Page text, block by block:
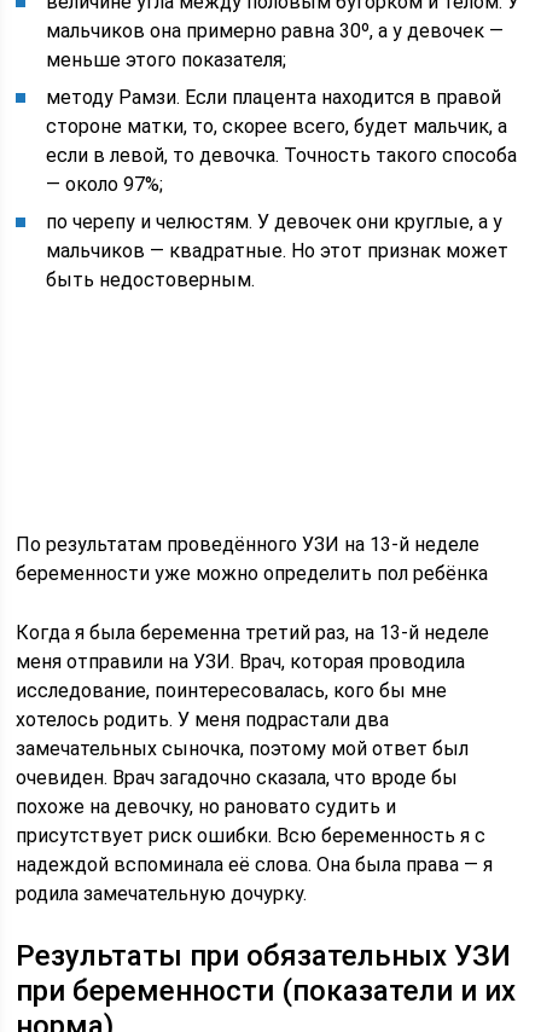
мальчиков она примерно равна 30º, а у девочек —
меньше этого показателя;
методу Рамзи. Если плацента находится в правой
стороне матки, то, скорее всего, будет мальчик, а
если в левой, то девочка. Точность такого способа
— около 97%;
по черепу и челюстям. У девочек они круглые, а у
мальчиков — квадратные. Но этот признак может
быть недостоверным.
По результатам проведённого УЗИ на 13-й неделе
беременности уже можно определить пол ребёнка
Когда я была беременна третий раз, на 13-й неделе
меня отправили на УЗИ. Врач, которая проводила
исследование, поинтересовалась, кого бы мне
хотелось родить. У меня подрастали два
замечательных сыночка, поэтому мой ответ был
очевиден. Врач загадочно сказала, что вроде бы
похоже на девочку, но рановато судить и
присутствует риск ошибки. Всю беременность я с
надеждой вспоминала её слова. Она была права — я
родила замечательную дочурку.
Результаты при обязательных УЗИ
при беременности (показатели и их